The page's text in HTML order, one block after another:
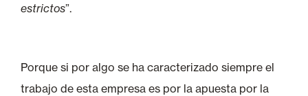
estrictos”.
Porque si por algo se ha caracterizado siempre el
trabajo de esta empresa es por la apuesta por la